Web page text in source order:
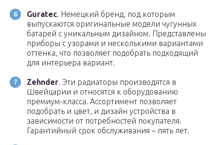
Guratec. Немецкий бренд, под которым
выпускаются оригинальные модели чугунных
батарей с уникальным дизайном. Представлены
приборы с узорами и несколькими вариантами
оттенка, что позволяет подобрать подходящий
для интерьера вариант.
Zehnder. Эти радиаторы производятся в
Швейцарии и относятся к оборудованию
премиум-класса. Ассортимент позволяет
подобрать и цвет, и дизайн устройства в
зависимости от потребностей покупателя.
Гарантийный срок обслуживания – пять лет.